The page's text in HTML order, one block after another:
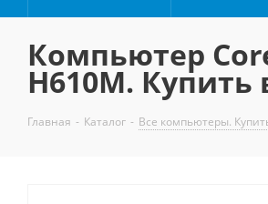
Компьютер Core
H610M. Купить
Главная - Каталог - Все компьютеры.